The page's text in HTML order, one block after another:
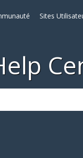
Sites